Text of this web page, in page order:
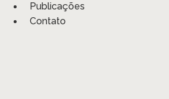
Publicações
Contato